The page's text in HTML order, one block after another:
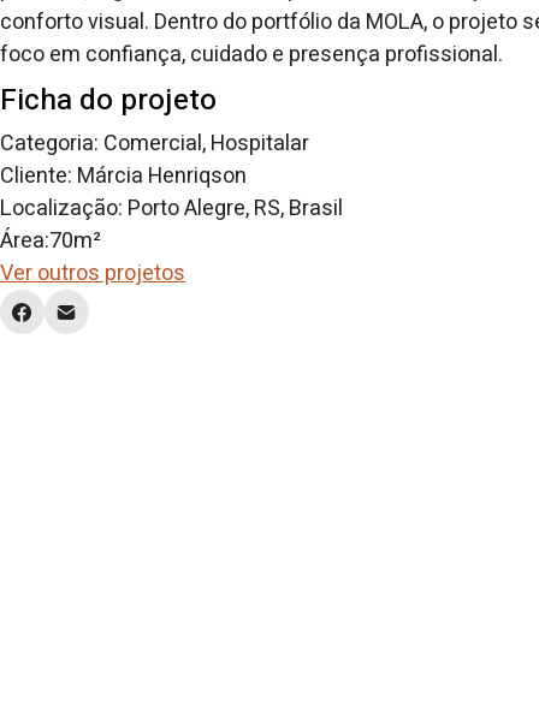
conforto visual. Dentro do portfólio da MOLA, o
foco em confiança, cuidado e presença profissional.
Ficha do projeto
Categoria: Comercial, Hospitalar
Cliente: Márcia Henriqson
Localização: Porto Alegre, RS, Brasil
Área:70m²
Ver outros projetos